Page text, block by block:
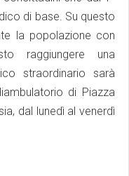
di base. Su questo
la popolazione con
raggiungere una
straordinario sarà
di Piazza
dal lunedì al venerdì